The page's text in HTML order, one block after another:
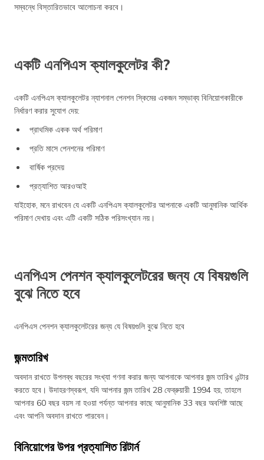
সম্বন্ধে বিস্তারিতভাবে আলোচনা করবে।
একটি এনপিএস ক্যালকুলেটর কী?
একটি এনপিএস ক্যালকুলেটর ন্যাশনাল পেনশন স্কিমের একজন সম্ভাব্য বিনিয়োগকারীকে
নির্ধারণ করার সুযোগ দেয়:
প্রাথমিক একক অর্থ পরিমাণ
প্রতি মাসে পেনশনের পরিমাণ
বার্ষিক প্রদেয়
প্রত্যাশিত আরওআই
যাইহোক, মনে রাখবেন যে একটি এনপিএস ক্যালকুলেটর আপনাকে একটি আনুমানিক আর্থিক
পরিমাণ দেখায় এবং এটি একটি সঠিক পরিসংখ্যান নয়।
এনপিএস পেনশন ক্যালকুলেটরের জন্য যে বিষয়গুলি
বুঝে নিতে হবে
এনপিএস পেনশন ক্যালকুলেটরের জন্য যে বিষয়গুলি বুঝে নিতে হবে
জন্মতারিখ
অবদান রাখতে উপলব্ধ বছরের সংখ্যা গণনা করার জন্য আপনাকে আপনার জন্ম তারিখ এন্টার
করতে হবে। উদাহরণস্বরূপ, যদি আপনার জন্ম তারিখ 28 ফেব্রুয়ারী 1994 হয়, তাহলে
আপনার 60 বছর বয়স না হওয়া পর্যন্ত আপনার কাছে আনুমানিক 33 বছর অবশিষ্ট আছে
এবং আপনি অবদান রাখতে পারবেন।
বিনিয়োগের উপর প্রত্যাশিত রিটার্ন